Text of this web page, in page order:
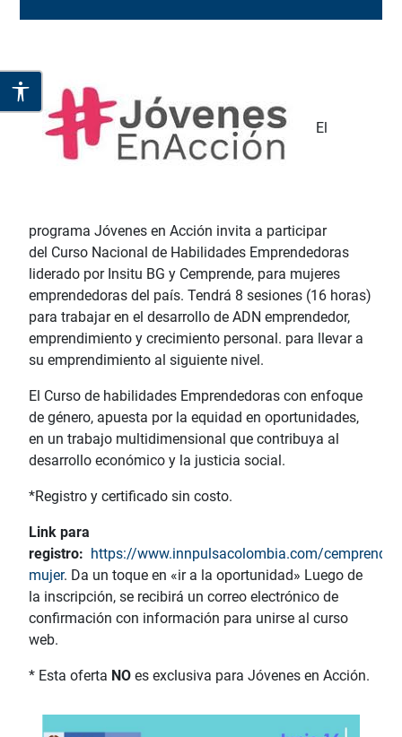
El
programa Jóvenes en Acción invita a participar
del Curso Nacional de Habilidades Emprendedoras
liderado por Insitu BG y Cemprende, para mujeres
emprendedoras del país. Tendrá 8 sesiones (16 horas)
para trabajar en el desarrollo de ADN emprendedor,
emprendimiento y crecimiento personal. para llevar a
su emprendimiento al siguiente nivel.
El Curso de habilidades Emprendedoras con enfoque
de género, apuesta por la equidad en oportunidades,
en un trabajo multidimensional que contribuya al
desarrollo económico y la justicia social.
*Registro y certificado sin costo.
Link para
registro: https://www.innpulsacolombia.com/
mujer. Da un toque en «ir a la oportunidad» Luego de
la inscripción, se recibirá un correo electrónico de
confirmación con información para unirse al curso
web.
* Esta oferta NO es exclusiva para Jóvenes en Acción.